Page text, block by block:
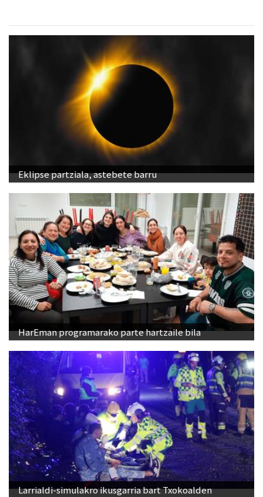
Eklipse partziala, astebete barru
HarEman programarako parte hartzaile bila
Larrialdi-simulakro ikusgarria bart Txokoalden